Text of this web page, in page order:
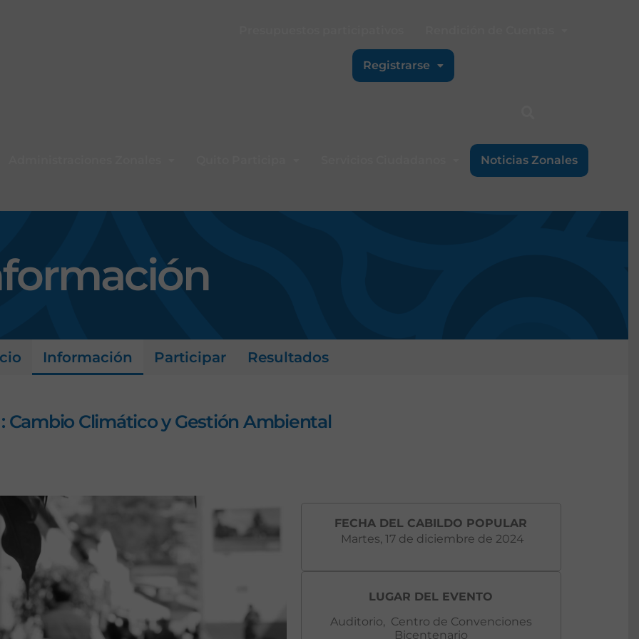
Registrarse
Noticias Zonales
Información Participar Resultados
Cambio Climático y Gestión Ambiental
FECHA DEL CABILDO POPULAR
Martes, 17 de diciembre de 2024
LUGAR DEL EVENTO
Auditorio, Centro de Convenciones
Bicentenario